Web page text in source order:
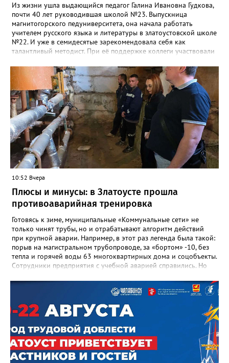
Из жизни ушла выдающийся педагог Галина Ивановна Гудкова,
почти 40 лет руководившая школой №23. Выпускница
магнитогорского педуниверситета, она начала работать
учителем русского языка и литературы в златоустовской школе
№22. И уже в семидесятые зарекомендовала себя как
талантливый методист. При её поддержке коллеги участвовали
«Благодаря её мудрому руководству в школе сформировался
сильный педагогический коллектив, объединённый общими
ценностями и любовью к своему делу. Для многих Галина
Ивановна навсегда останется не только талантливым
руководителем, но и настоящим Учителем с большой буквы», -
говорится в сообществе школы №23 во ВКонтакте. Свои
соболезнования семье Галины Ивановны выразил глава
Златоуста Олег Решетников. «Её вклад зафиксирован в
важнейших документах школы, но главное - он остался в
людях: в тех учителях, которых она поддержала, в тех
учениках, которых она вдохновила. Заслуженный учитель РФ,
«Отличник народного просвещения», обладатель медали «За
доблестный труд», Галина Ивановна оставила не только
награды и документы, но и работающий, живой механизм
школы, который продолжает жить её принципами», - говорится
в некрологе.
10:52 Вчера
Плюсы и минусы: в Златоусте прошла
противоаварийная тренировка
Готовясь к зиме, муниципальные «Коммунальные сети» не
только чинят трубы, но и отрабатывают алгоритм действий
при крупной аварии. Например, в этот раз легенда была такой:
порыв на магистральном трубопроводе, за «бортом» -10, без
тепла и горячей воды 63 многоквартирных дома и соцобъекты.
Сотрудники предприятия с учебной аварией справились. Но
отметили и недочёты. «Например, управляющие компании
несвоевременно приняли меры для предотвращения
“перемерзания” общей домовой тепловой сети
многоквартирного дома, отсутствовало взаимодействие с
ресурсоснабжающей организацией, ЕДДС и иными службами»,
— сообщила начальник Главного управления ГЖИ Ирина
Настенко. В следующий раз, рекомендовали в
Госжилинспекции, службы должны действовать слаженно. И
оперативно делиться информацией со всеми